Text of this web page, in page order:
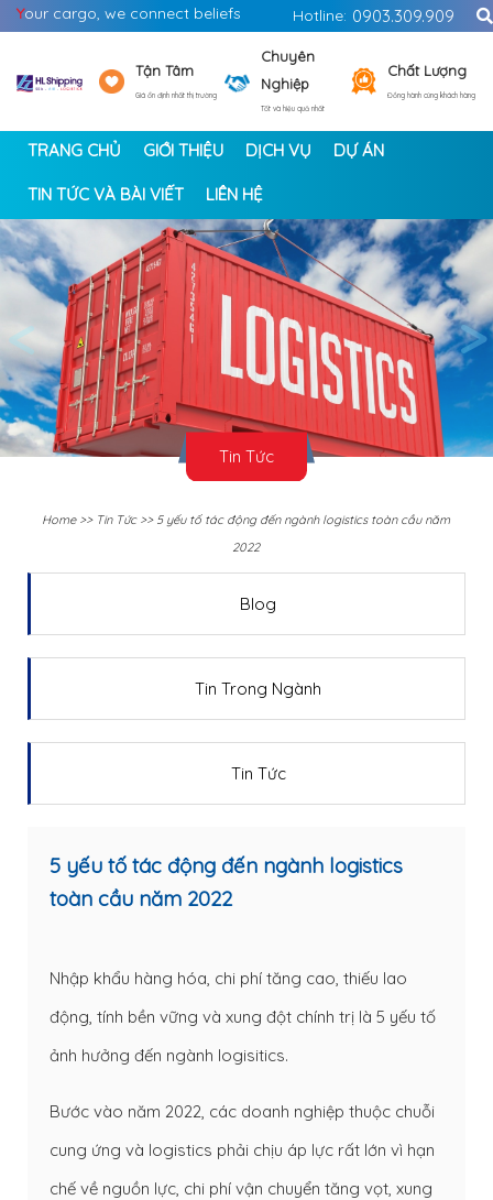
Your cargo, we connect beliefs Hotline: 0903.309.909
Tận Tâm
Giá ổn định nhất thị trường
Chuyên
Nghiệp
Tốt và hiệu quả nhất
Chất Lượng
Đồng hành cùng khách hàng
TRANG CHỦ GIỚI THIỆU DỊCH VỤ DỰ ÁN
TIN TỨC VÀ BÀI VIẾT LIÊN HỆ
< >
Tin Tức
Home>> Tin Tức>> 5 yếu tố tác động đến ngành logistics toàn cầu năm
2022
Blog
Tin Trong Ngành
Tin Tức
5 yếu tố tác động đến ngành logistics
toàn cầu năm 2022
Nhập khẩu hàng hóa, chi phí tăng cao, thiếu lao
động, tính bền vững và xung đột chính trị là 5 yếu tố
ảnh hưởng đến ngành logisitics.
Bước vào năm 2022, các doanh nghiệp thuộc chuỗi
cung ứng và logistics phải chịu áp lực rất lớn vì hạn
chế về nguồn lực, chi phí vận chuyển tăng vọt, xung